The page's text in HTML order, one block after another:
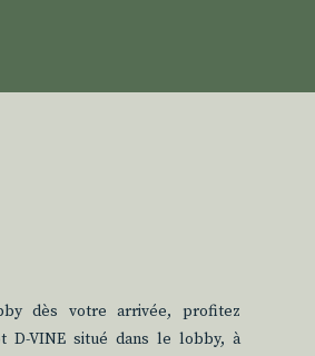
dès votre arrivée, profitez
D-VINE situé dans le lobby, à